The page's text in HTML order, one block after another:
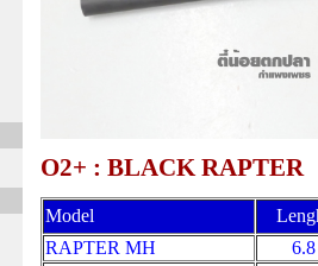
O2+ : BLACK RAPTER
Model
RAPTER MH
6.8